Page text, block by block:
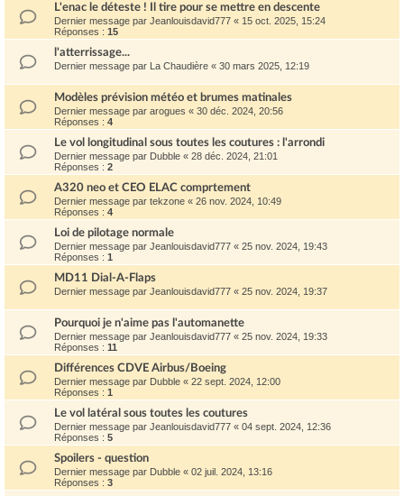
L'enac le déteste ! Il tire pour se mettre en descente
Dernier message par Jeanlouisdavid777 « 15 oct. 2025, 15:24
Réponses : 15
l'atterrissage...
Dernier message par La Chaudière « 30 mars 2025, 12:19
Modèles prévision météo et brumes matinales
Dernier message par arogues « 30 déc. 2024, 20:56
Réponses : 4
Le vol longitudinal sous toutes les coutures : l'arrondi
Dernier message par Dubble « 28 déc. 2024, 21:01
Réponses : 2
A320 neo et CEO ELAC comprtement
Dernier message par tekzone « 26 nov. 2024, 10:49
Réponses : 4
Loi de pilotage normale
Dernier message par Jeanlouisdavid777 « 25 nov. 2024, 19:43
Réponses : 1
MD11 Dial-A-Flaps
Dernier message par Jeanlouisdavid777 « 25 nov. 2024, 19:37
Pourquoi je n'aime pas l'automanette
Dernier message par Jeanlouisdavid777 « 25 nov. 2024, 19:33
Réponses : 11
Différences CDVE Airbus/Boeing
Dernier message par Dubble « 22 sept. 2024, 12:00
Réponses : 1
Le vol latéral sous toutes les coutures
Dernier message par Jeanlouisdavid777 « 04 sept. 2024, 12:36
Réponses : 5
Spoilers - question
Dernier message par Dubble « 02 juil. 2024, 13:16
Réponses : 3